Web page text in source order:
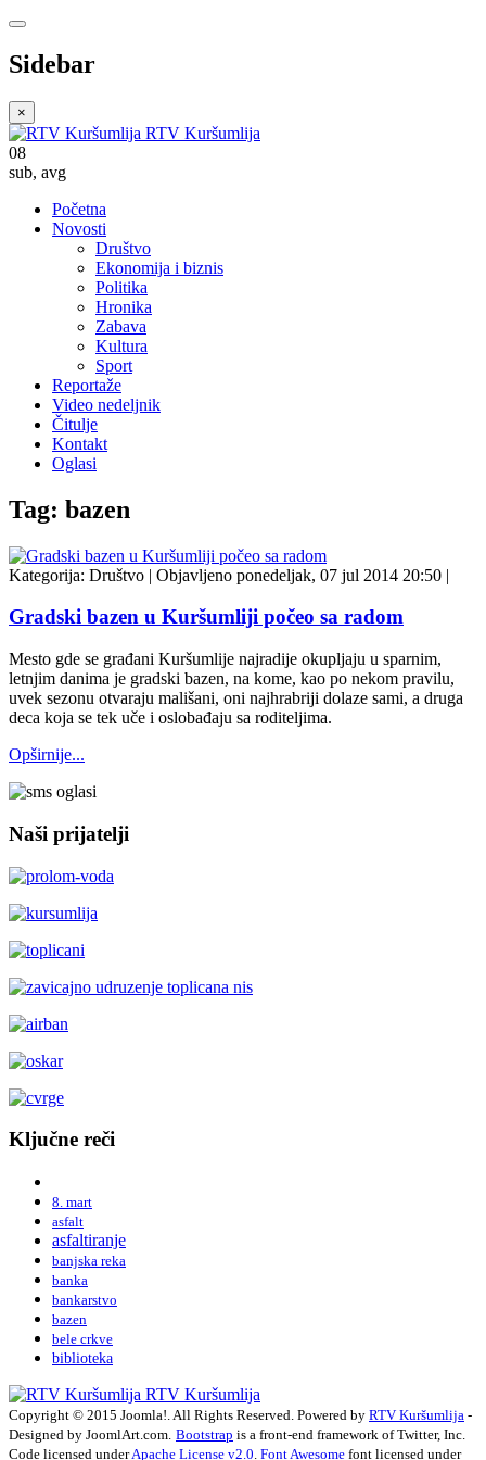
Sidebar
×
RTV Kuršumlija
08
sub, avg
Početna
Novosti
Društvo
Ekonomija i biznis
Politika
Hronika
Zabava
Kultura
Sport
Reportaže
Video nedeljnik
Čitulje
Kontakt
Oglasi
Tag: bazen
Kategorija: Društvo | Objavljeno ponedeljak, 07 jul 2014 20:50 |
Gradski bazen u Kuršumliji počeo sa radom
Mesto gde se građani Kuršumlije najradije okupljaju u sparnim,
letnjim danima je gradski bazen, na kome, kao po nekom pravilu,
uvek sezonu otvaraju mališani, oni najhrabriji dolaze sami, a druga
deca koja se tek uče i oslobađaju sa roditeljima.
Opširnije...
Naši prijatelji
Ključne reči
8. mart
asfalt
asfaltiranje
banjska reka
banka
bankarstvo
bazen
bele crkve
biblioteka
RTV Kuršumlija
Copyright © 2015 Joomla!. All Rights Reserved. Powered by RTV Kuršumlija -
Designed by JoomlArt.com. Bootstrap is a front-end framework of Twitter, Inc.
Code licensed underApache License v2.0 Font Awesome font licensed under